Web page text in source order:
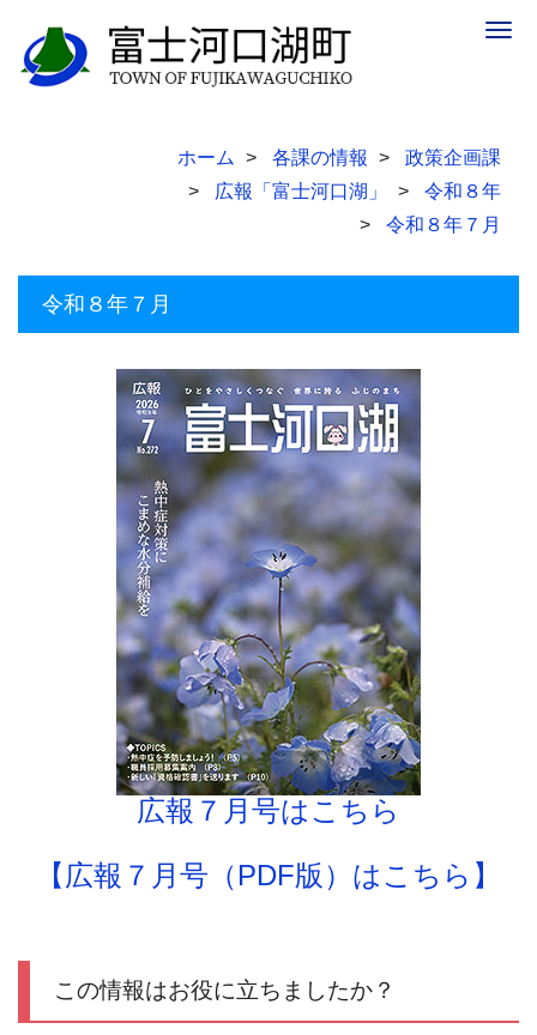
ホーム 各課の情報
政策企画課
広報「富士河口湖」
令和８年
令和８年７月
令和８年７月
広報７月号はこちら
【広報７月号（PDF版）はこちら】
この情報はお役に立ちましたか？